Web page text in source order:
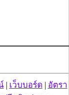
| เว็บบอร์ด | อัตรา